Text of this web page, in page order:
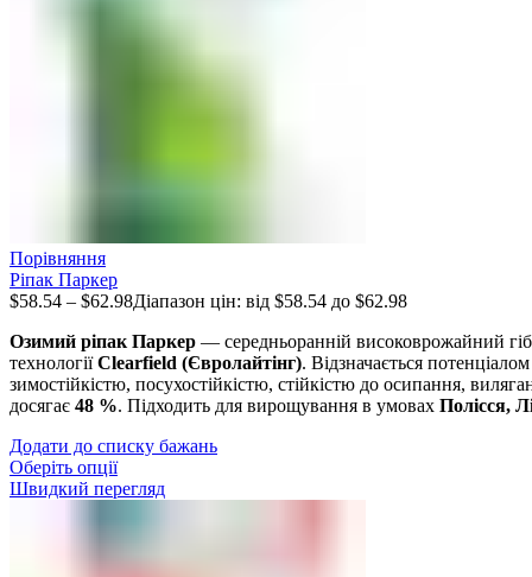
Порівняння
Ріпак Паркер
$58.54 – $62.98Діапазон цін: від $58.54 до $62.98
Озимий ріпак Паркер — середньоранній високоврожайний
технологіїClearfield (Євролайтінг). Відзначається
зимостійкістю, посухостійкістю, стійкістю до осипання,
досягає 48 %. Підходить для вирощування в умовах Полісся,
Додати до списку бажань
Оберіть опції
Швидкий перегляд